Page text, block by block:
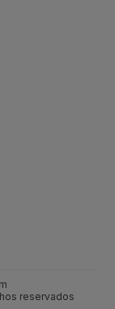
reservados